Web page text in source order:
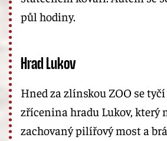
půl hodiny.
Hrad Lukov
Hned za zlínskou ZOO se
zřícenina hradu Lukov, který
zachovaný pilířový most a